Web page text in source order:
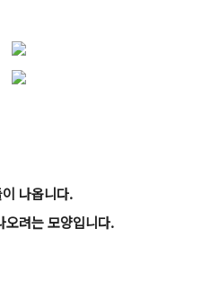
나옵니다.
오려는 모양입니다.